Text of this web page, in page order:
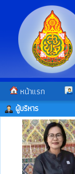
หน้าแรก
ผู้บริหาร